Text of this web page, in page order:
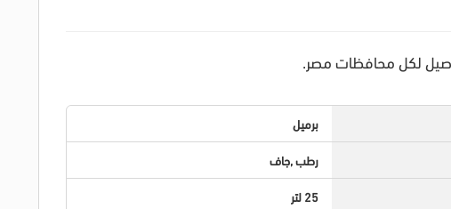
لكل محافظات مصر.
برميل
رطب ,جاف
25 لتر